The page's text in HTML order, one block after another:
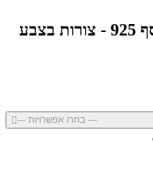
שרשרת עניבה ארוכה כסף 925 - צורות בצבע
--- בחרו אפשרויות ---